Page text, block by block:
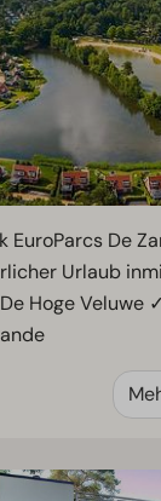
EuroParcs De
Urlaub
Hoge Veluwe